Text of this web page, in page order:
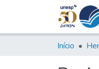
Início